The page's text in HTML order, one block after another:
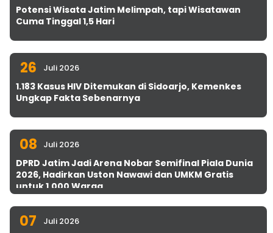
Potensi Wisata Jatim Melimpah, tapi Wisatawan
Cuma Tinggal 1,5 Hari
26 Juli 2026
1.183 Kasus HIV Ditemukan di Sidoarjo, Kemenkes
Ungkap Fakta Sebenarnya
08 Juli 2026
DPRD Jatim Jadi Arena Nobar Semifinal Piala Dunia
2026, Hadirkan Uston Nawawi dan UMKM Gratis
untuk 1.000 Warga
07 Juli 2026